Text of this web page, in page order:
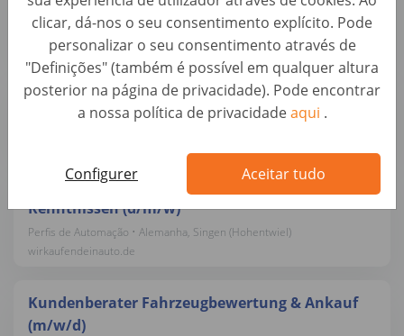
clicar, dá-nos o seu consentimento explícito. Pode
personalizar o seu consentimento através de
"Definições" (também é possível em qualquer altura
posterior na página de privacidade). Pode encontrar
a nossa política de privacidadeaqui .
Configurer Aceitar tudo
Perfis de Automação • Alemanha, Karlsruhe
wirkaufendeinauto.de
Kundenberater Fahrzeugbewertung (d/m/w)
Perfis de Automação • Alemanha, Neumünster
Bürokraft / Servicemitarbeiter mit KFZ-
Kenntnissen (d/m/w)
Perfis de Automação • Alemanha, Singen (Hohentwiel)
wirkaufendeinauto.de
Kundenberater Fahrzeugbewertung & Ankauf
(m/w/d)